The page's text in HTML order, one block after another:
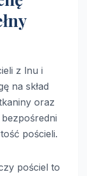
z lnu i
na skład
oraz
pościeli.
pościel to